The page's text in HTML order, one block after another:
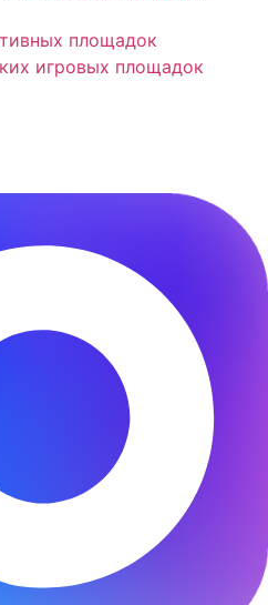
площадок
игровых площадок